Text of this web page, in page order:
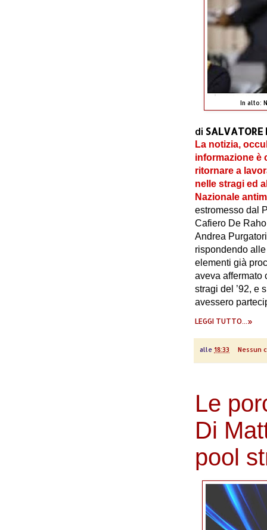
In alto:
di SALVATORE
La notizia,
informazione è
ritornare a
nelle stragi ed
Nazionale
estromesso dal
Cafiero De
Andrea
rispondendo
elementi già
aveva affermato
stragi del ’92, e
avessero
LEGGI TUTTO...»
alle 18:33 Nessun
Le
Di
pool